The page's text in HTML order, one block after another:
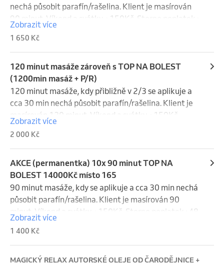
nechá působit parafín/rašelina. Klient je masírován
90 minut. Víkend a svátky +150Kč. Storno poplatek :
48 hodin a více 0 kč.  24 - 48 hodin 50% z ceny.  Méně
jak 24 hodin 100% ceny (můžete za Vás poslat
náhradu). Víkend a svátky se do storna nepočítají.
Zobrazit více
1 650 Kč
120 minut masáže zároveň s TOP NA BOLEST
(1200min masáž + P/R)
120 minut masáže, kdy přibližně v 2/3 se aplikuje a
cca 30 min nechá působit parafín/rašelina. Klient je
masírován 120 minut. Víkend a svátky +150Kč.
Storno poplatek : 48 hodin a více 0 kč.  24 - 48 hodin
50% z ceny.  Méně jak 24 hodin 100% ceny (můžete
za Vás poslat náhradu). Víkend a svátky se do storna
nepočítají.
Zobrazit více
2 000 Kč
AKCE (permanentka) 10x 90 minut TOP NA
BOLEST 14000Kč místo 165
90 minut masáže, kdy se aplikuje a cca 30 min nechá
působit parafín/rašelina. Klient je masírován 90
minut. Víkend a svátky +150Kč. Storno poplatek : 48
hodin a více 0 kč.  24 - 48 hodin 50% z ceny.  Méně jak
24 hodin 100% ceny (můžete za Vás poslat náhradu).
Víkend a svátky se do storna nepočítají.
Zobrazit více
1 400 Kč
MAGICKÝ RELAX AUTORSKÉ OLEJE OD ČARODĚJNICE +